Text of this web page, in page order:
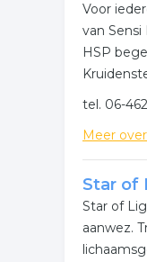
Voor
van
HSP
tel. 06-
Meer
Star of
Star of
aanwez.